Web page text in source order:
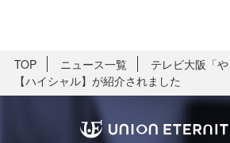
TOP ニュース一覧
テレビ大阪「
【ハイシャル】が紹介されました